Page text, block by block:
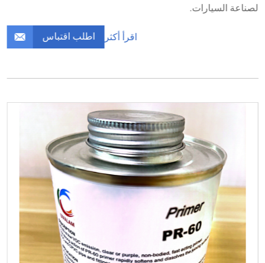
لصناعة السيارات.
اقرأ أكثر اطلب اقتباس